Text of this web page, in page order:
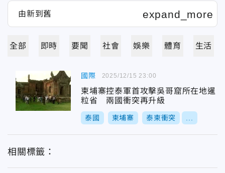
全部 即時 要聞 社會 娛樂 體育 生活
國際
柬埔寨控泰軍首攻擊吳哥窟所在地暹
粒省 兩國衝突再升級
泰國 柬埔寨 泰柬衝突
2025/12/15 23:00
相關標籤：